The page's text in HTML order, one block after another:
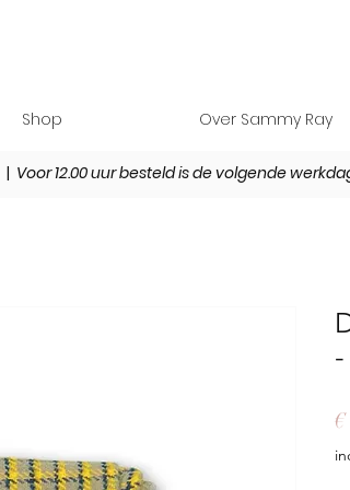
Shop Over Sammy Ray
| Voor 12.00 uur besteld is de volgende